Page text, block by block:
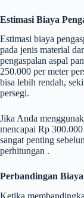
Estimasi Biaya
Estimasi biaya
pada jenis material
pengaspalan aspal
250.000 per meter
bisa lebih rendah,
persegi.
Jika Anda
mencapai Rp
sangat penting
perhitungan .
Perbandingan